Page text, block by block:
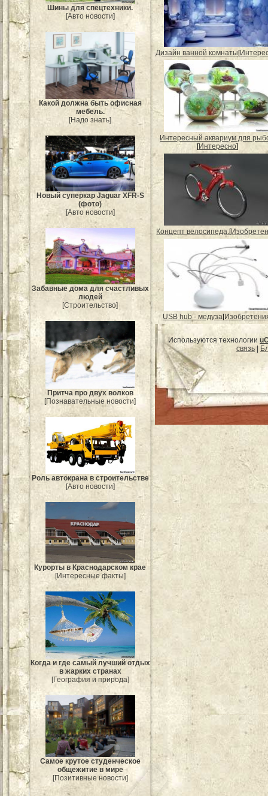
Шины для спецтехники.
[Авто новости]
Какой должна быть офисная
мебель.
[Надо знать]
Новый суперкар Jaguar XFR-S
(фото)
[Авто новости]
Забавные дома для счастливых
людей
[Строительство]
Притча про двух волков
[Познавательные новости]
Роль автокрана в строительстве
[Авто новости]
Курорты в Краснодарском крае
[Интересные факты]
Когда и где самый лучший отдых
в жарких странах
[География и природа]
Самое крутое студенческое
общежитие в мире
[Позитивные новости]
Дизайн ванной комнаты [
Интересный аквариум для
[Интересно]
Концепт велосипеда.[
USB hub - медуза[
Используются технологии
связь